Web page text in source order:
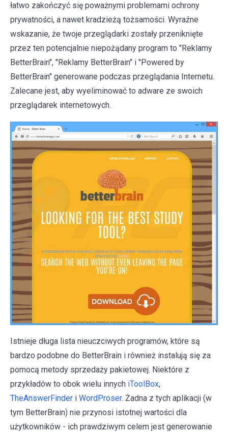
łatwo zakończyć się poważnymi problemami ochrony
prywatności, a nawet kradzieżą tożsamości. Wyraźne
wskazanie, że twoje przeglądarki zostały przeniknięte
przez ten potencjalnie niepożądany program to "Reklamy
BetterBrain", "Reklamy BetterBrain" i "Powered by
BetterBrain" generowane podczas przeglądania Internetu.
Zalecane jest, aby wyeliminować to adware ze swoich
przeglądarek internetowych.
Istnieje długa lista nieuczciwych programów, które są
bardzo podobne do BetterBrain i również instalują się za
pomocą metody sprzedaży pakietowej. Niektóre z
przykładów to obok wielu innych iToolBox,
TheAnswerFinder i WordProser. Żadna z tych aplikacji (w
tym BetterBrain) nie przynosi istotnej wartości dla
użytkowników - ich prawdziwym celem jest generowanie